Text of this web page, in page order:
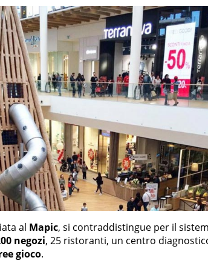
al Mapic, si contraddistingue per il
negozi, 25 ristoranti, un centro
gioco.